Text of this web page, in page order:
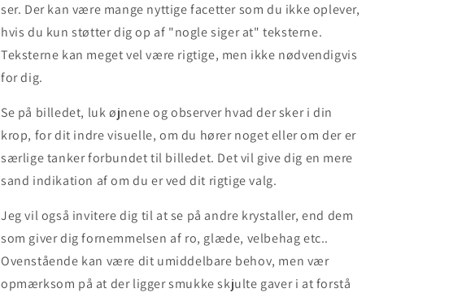
ser. Der kan være mange nyttige facetter som du ikke oplever,
hvis du kun støtter dig op af "nogle siger at" teksterne.
Teksterne kan meget vel være rigtige, men ikke nødvendigvis
for dig.
Se på billedet, luk øjnene og observer hvad der sker i din
krop, for dit indre visuelle, om du hører noget eller om der er
særlige tanker forbundet til billedet. Det vil give dig en mere
sand indikation af om du er ved dit rigtige valg.
Jeg vil også invitere dig til at se på andre krystaller, end dem
som giver dig fornemmelsen af ro, glæde, velbehag etc..
Ovenstående kan være dit umiddelbare behov, men vær
opmærksom på at der ligger smukke skjulte gaver i at forstå